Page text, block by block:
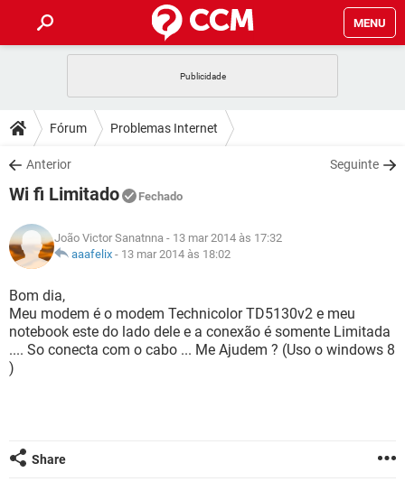
MENU
CELULAR FACEBOOK
OUTLOOK
INSTAGRAM
GUIA DE COMPRAS
DICAS
JOGOS WHATSAPP
INSTAGRAM GMAIL
GUIA DE COMPRAS
DOWNLOADS
JOGOS
CELULAR
OUTLOOK EXCEL
INSTAGRAM
GUIA DE COMPRAS
JOGOS WHATSAPP
CELULAR
OUTLOOK
INSTAGRAM GMAIL
GLOSSÁRIO
JOGOS
CELULAR FACEBOOK
OUTLOOK EXCEL
Fórum Problemas Internet
Anterior Seguinte
Wi fi Limitado Fechado
João Victor Sanatnna - 13 mar 2014 às 17:32
aaafelix - 13 mar 2014 às 18:02
Bom dia,
Meu modem é o modem Technicolor TD5130v2 e meu
notebook este do lado dele e a conexão é somente Limitada
.... So conecta com o cabo ... Me Ajudem ? (Uso o windows 8
)
Share